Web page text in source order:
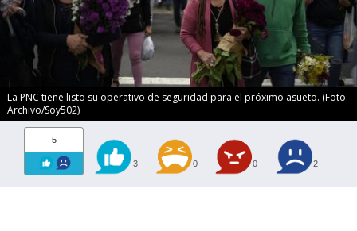
La PNC tiene listo su operativo de seguridad para el próximo asueto. (Foto:
Archivo/Soy502)
5
3 0 0 2